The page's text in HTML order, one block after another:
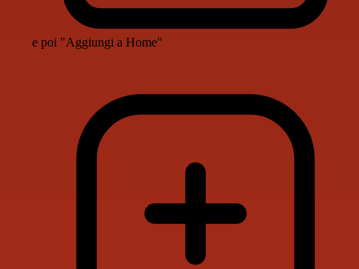
e poi "Aggiungi a Home"